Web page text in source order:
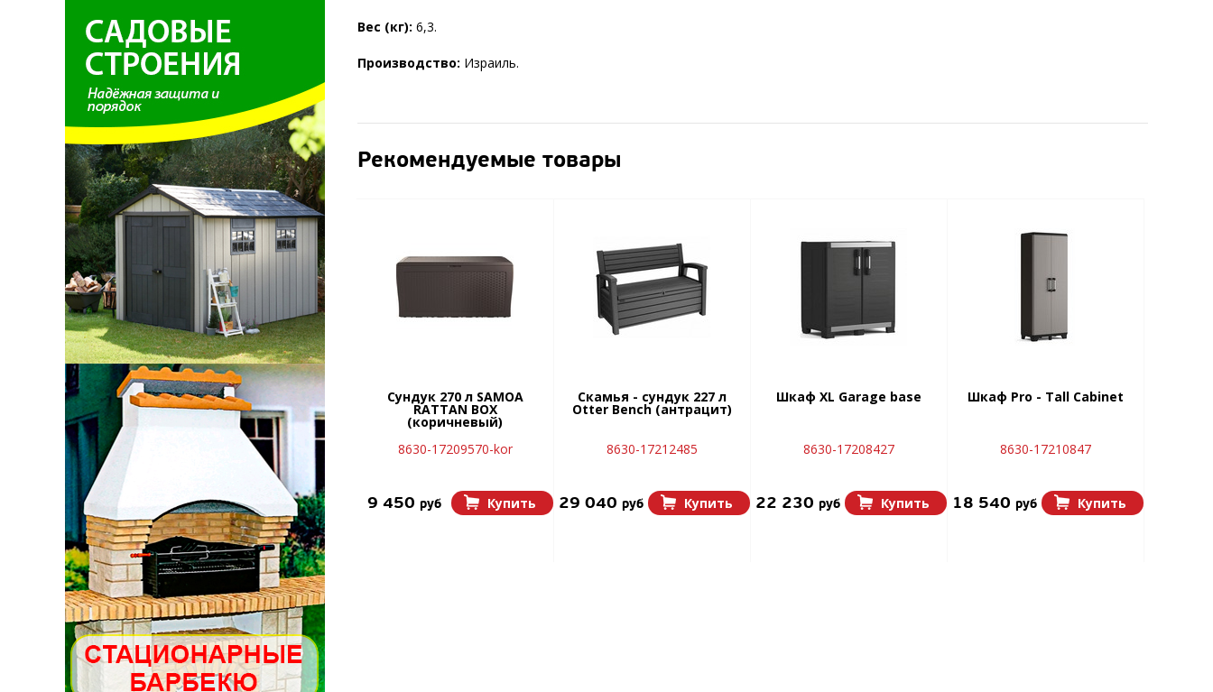
Вес (кг): 6,3.
Производство: Израиль.
Рекомендуемые товары
Сундук 270 л SAMOA
RATTAN BOX
(коричневый)
8630-17209570-kor
9 450 руб Купить
Скамья - сундук 227 л
Otter Bench (антрацит)
8630-17212485
29 040 руб Купить
Шкаф XL Garage base
8630-17208427
22 230 руб Купить
Шкаф Pro - Tall Cabinet
8630-17210847
18 540 руб Купить